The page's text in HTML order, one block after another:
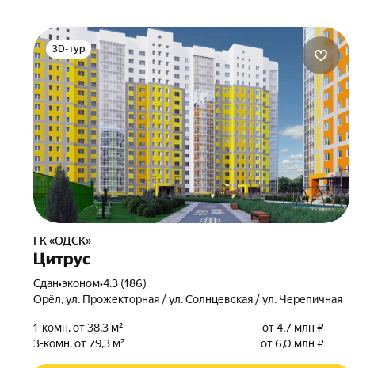
3D-тур
ГК «ОДСК»
Цитрус
Сдан•эконом•4.3 (186)
Орёл, ул. Прожекторная / ул. Солнцевская / ул. Черепичная
1-комн. от 38,3 м²
от 4,7 млн ₽
3-комн. от 79,3 м²
от 6,0 млн ₽